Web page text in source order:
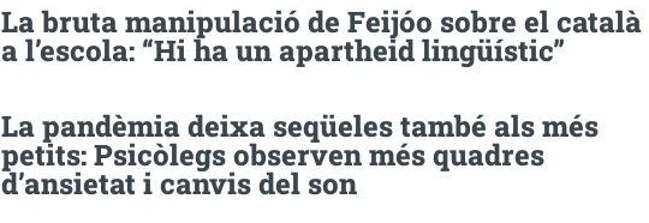
La bruta manipulació de Feijóo sobre el català
a l’escola: “Hi ha un apartheid lingüístic”
La pandèmia deixa seqüeles també als més
petits: Psicòlegs observen més quadres
d’ansietat i canvis del son